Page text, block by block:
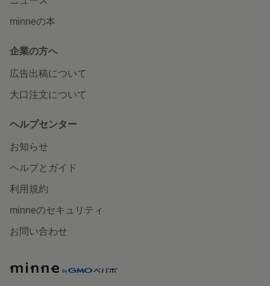
minneの本
企業の方へ
広告出稿について
大口注文について
ヘルプセンター
お知らせ
ヘルプとガイド
利用規約
minneのセキュリティ
お問い合わせ